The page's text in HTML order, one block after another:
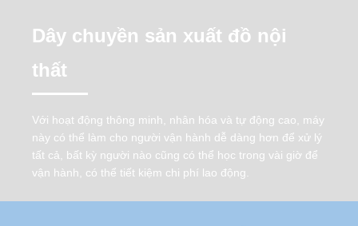
Dây chuyền sản xuất đồ nội
thất
Với hoạt động thông minh, nhân hóa và tự động cao, máy
này có thể làm cho người vận hành dễ dàng hơn để xử lý
tất cả, bất kỳ người nào cũng có thể học trong vài giờ để
vận hành, có thể tiết kiệm chi phí lao động.